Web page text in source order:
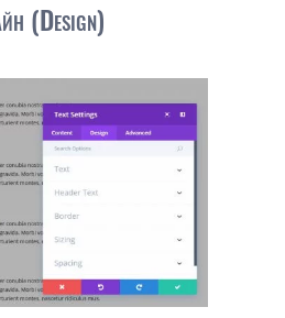
(Design)